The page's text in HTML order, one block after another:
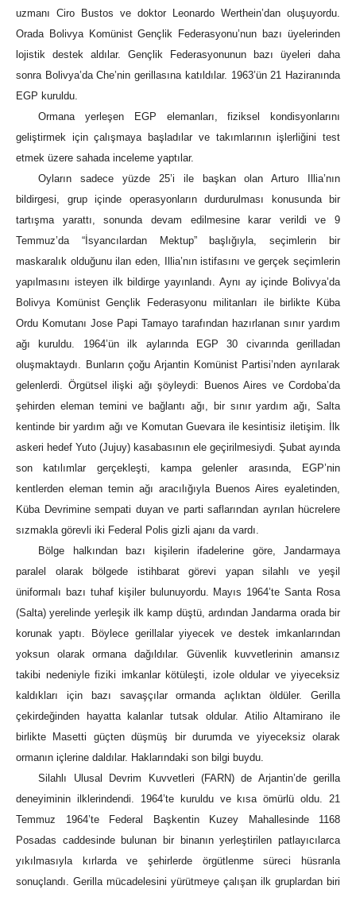
uzmanı Ciro Bustos ve doktor Leonardo Werthein’dan oluşuyordu.
Orada Bolivya Komünist Gençlik Federasyonu’nun bazı üyelerinden
lojistik destek aldılar. Gençlik Federasyonunun bazı üyeleri daha
sonra Bolivya’da Che’nin gerillasına katıldılar. 1963’ün 21 Haziranında
EGP kuruldu.
Ormana yerleşen EGP elemanları, fiziksel kondisyonlarını
geliştirmek için çalışmaya başladılar ve takımlarının işlerliğini test
etmek üzere sahada inceleme yaptılar.
Oyların sadece yüzde 25’i ile başkan olan Arturo Illia’nın
bildirgesi, grup içinde operasyonların durdurulması konusunda bir
tartışma yarattı, sonunda devam edilmesine karar verildi ve 9
Temmuz’da “İsyancılardan Mektup” başlığıyla, seçimlerin bir
maskaralık olduğunu ilan eden, Illia’nın istifasını ve gerçek seçimlerin
yapılmasını isteyen ilk bildirge yayınlandı. Aynı ay içinde Bolivya’da
Bolivya Komünist Gençlik Federasyonu militanları ile birlikte Küba
Ordu Komutanı Jose Papi Tamayo tarafından hazırlanan sınır yardım
ağı kuruldu. 1964’ün ilk aylarında EGP 30 civarında gerilladan
oluşmaktaydı. Bunların çoğu Arjantin Komünist Partisi’nden ayrılarak
gelenlerdi. Örgütsel ilişki ağı şöyleydi: Buenos Aires ve Cordoba’da
şehirden eleman temini ve bağlantı ağı, bir sınır yardım ağı, Salta
kentinde bir yardım ağı ve Komutan Guevara ile kesintisiz iletişim. İlk
askeri hedef Yuto (Jujuy) kasabasının ele geçirilmesiydi. Şubat ayında
son katılımlar gerçekleşti, kampa gelenler arasında, EGP’nin
kentlerden eleman temin ağı aracılığıyla Buenos Aires eyaletinden,
Küba Devrimine sempati duyan ve parti saflarından ayrılan hücrelere
sızmakla görevli iki Federal Polis gizli ajanı da vardı.
Bölge halkından bazı kişilerin ifadelerine göre, Jandarmaya
paralel olarak bölgede istihbarat görevi yapan silahlı ve yeşil
üniformalı bazı tuhaf kişiler bulunuyordu. Mayıs 1964’te Santa Rosa
(Salta) yerelinde yerleşik ilk kamp düştü, ardından Jandarma orada bir
korunak yaptı. Böylece gerillalar yiyecek ve destek imkanlarından
yoksun olarak ormana dağıldılar. Güvenlik kuvvetlerinin amansız
takibi nedeniyle fiziki imkanlar kötüleşti, izole oldular ve yiyeceksiz
kaldıkları için bazı savaşçılar ormanda açlıktan öldüler. Gerilla
çekirdeğinden hayatta kalanlar tutsak oldular. Atilio Altamirano ile
birlikte Masetti güçten düşmüş bir durumda ve yiyeceksiz olarak
ormanın içlerine daldılar. Haklarındaki son bilgi buydu.
Silahlı Ulusal Devrim Kuvvetleri (FARN) de Arjantin’de gerilla
deneyiminin ilklerindendi. 1964’te kuruldu ve kısa ömürlü oldu. 21
Temmuz 1964’te Federal Başkentin Kuzey Mahallesinde 1168
Posadas caddesinde bulunan bir binanın yerleştirilen patlayıcılarca
yıkılmasıyla kırlarda ve şehirlerde örgütlenme süreci hüsranla
sonuçlandı. Gerilla mücadelesini yürütmeye çalışan ilk gruplardan biri